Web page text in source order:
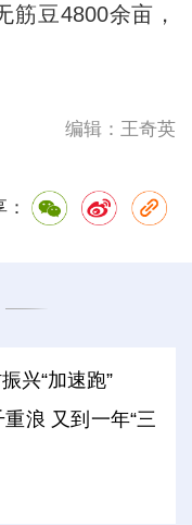
筋豆4800余亩，
编辑：王奇英
兴“加速跑”
浪 又到一年“三